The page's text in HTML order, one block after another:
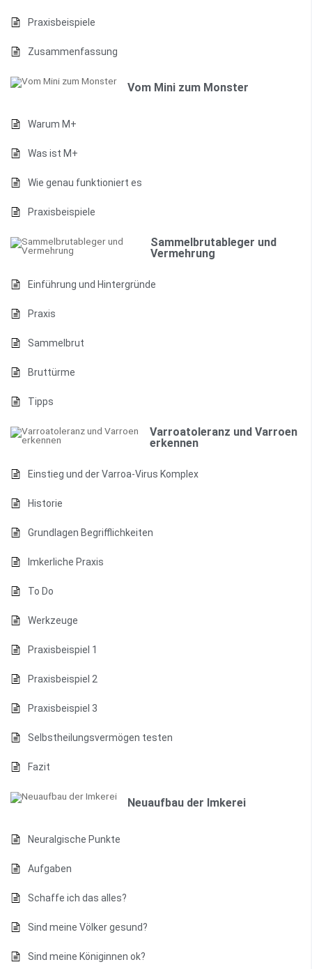
Praxisbeispiele
Zusammenfassung
Vom Mini zum Monster
Warum M+
Was ist M+
Wie genau funktioniert es
Praxisbeispiele
Sammelbrutableger und
Vermehrung
Einführung und Hintergründe
Praxis
Sammelbrut
Bruttürme
Tipps
Varroatoleranz und Varroen
erkennen
Einstieg und der Varroa-Virus Komplex
Historie
Grundlagen Begrifflichkeiten
Imkerliche Praxis
To Do
Werkzeuge
Praxisbeispiel 1
Praxisbeispiel 2
Praxisbeispiel 3
Selbstheilungsvermögen testen
Fazit
Neuaufbau der Imkerei
Neuralgische Punkte
Aufgaben
Schaffe ich das alles?
Sind meine Völker gesund?
Sind meine Königinnen ok?